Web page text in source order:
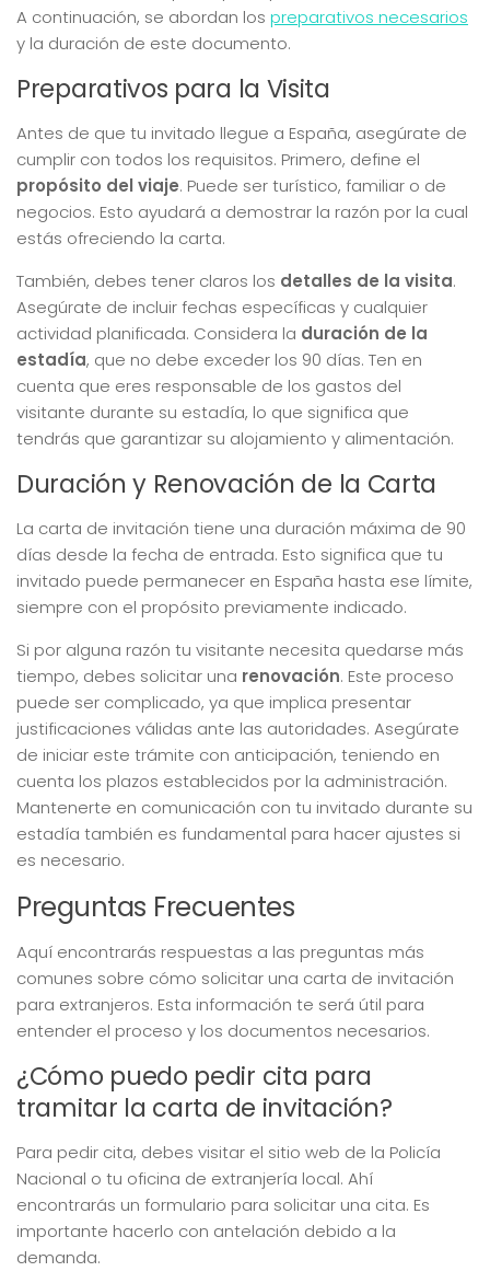
A continuación, se abordan los preparativos necesarios
y la duración de este documento.
Preparativos para la Visita
Antes de que tu invitado llegue a España, asegúrate de
cumplir con todos los requisitos. Primero, define el
propósito del viaje. Puede ser turístico, familiar o de
negocios. Esto ayudará a demostrar la razón por la cual
estás ofreciendo la carta.
También, debes tener claros los detalles de la visita.
Asegúrate de incluir fechas específicas y cualquier
actividad planificada. Considera la duración de la
estadía, que no debe exceder los 90 días. Ten en
cuenta que eres responsable de los gastos del
visitante durante su estadía, lo que significa que
tendrás que garantizar su alojamiento y alimentación.
Duración y Renovación de la Carta
La carta de invitación tiene una duración máxima de 90
días desde la fecha de entrada. Esto significa que tu
invitado puede permanecer en España hasta ese límite,
siempre con el propósito previamente indicado.
Si por alguna razón tu visitante necesita quedarse más
tiempo, debes solicitar una renovación. Este proceso
puede ser complicado, ya que implica presentar
justificaciones válidas ante las autoridades. Asegúrate
de iniciar este trámite con anticipación, teniendo en
cuenta los plazos establecidos por la administración.
Mantenerte en comunicación con tu invitado durante su
estadía también es fundamental para hacer ajustes si
es necesario.
Preguntas Frecuentes
Aquí encontrarás respuestas a las preguntas más
comunes sobre cómo solicitar una carta de invitación
para extranjeros. Esta información te será útil para
entender el proceso y los documentos necesarios.
¿Cómo puedo pedir cita para
tramitar la carta de invitación?
Para pedir cita, debes visitar el sitio web de la Policía
Nacional o tu oficina de extranjería local. Ahí
encontrarás un formulario para solicitar una cita. Es
importante hacerlo con antelación debido a la
demanda.